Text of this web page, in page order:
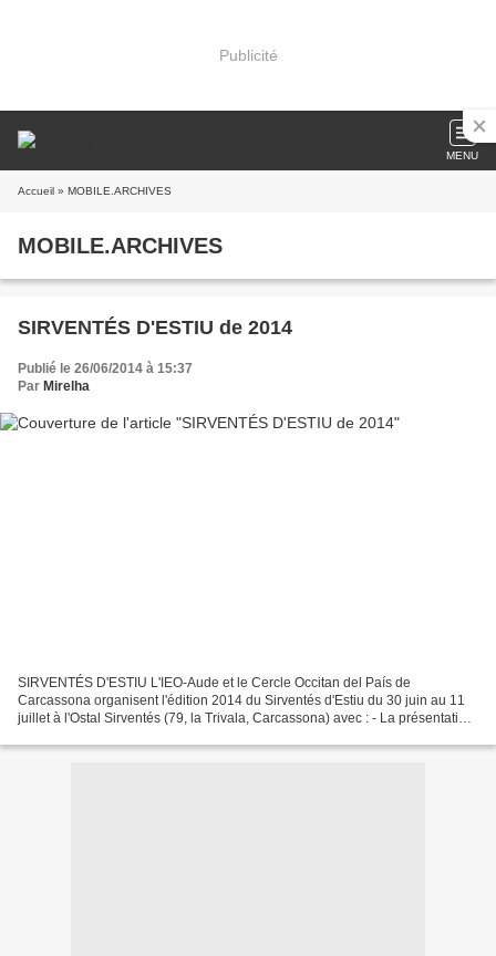
Publicité
MENU
Accueil » MOBILE.ARCHIVES
MOBILE.ARCHIVES
SIRVENTÉS D'ESTIU de 2014
Publié le 26/06/2014 à 15:37
Par Mirelha
SIRVENTÉS D'ESTIU L'IEO-Aude et le Cercle Occitan del País de
Carcassona organisent l'édition 2014 du Sirventés d'Estiu du 30 juin au 11
juillet à l'Ostal Sirventés (79, la Trivala, Carcassona) avec : - La présentation